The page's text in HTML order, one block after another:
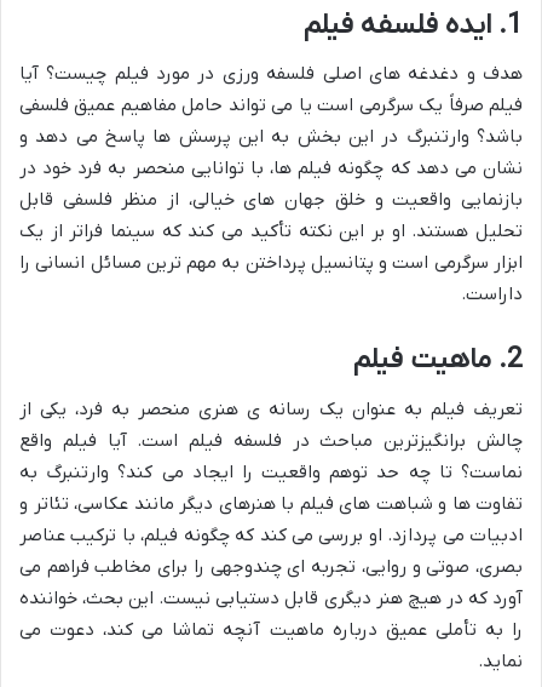
1. ایده فلسفه فیلم
هدف و دغدغه های اصلی فلسفه ورزی در مورد فیلم چیست؟ آیا
فیلم صرفاً یک سرگرمی است یا می تواند حامل مفاهیم عمیق فلسفی
باشد؟ وارتنبرگ در این بخش به این پرسش ها پاسخ می دهد و
نشان می دهد که چگونه فیلم ها، با توانایی منحصر به فرد خود در
بازنمایی واقعیت و خلق جهان های خیالی، از منظر فلسفی قابل
تحلیل هستند. او بر این نکته تأکید می کند که سینما فراتر از یک
ابزار سرگرمی است و پتانسیل پرداختن به مهم ترین مسائل انسانی را
داراست.
2. ماهیت فیلم
تعریف فیلم به عنوان یک رسانه ی هنری منحصر به فرد، یکی از
چالش برانگیزترین مباحث در فلسفه فیلم است. آیا فیلم واقع
نماست؟ تا چه حد توهم واقعیت را ایجاد می کند؟ وارتنبرگ به
تفاوت ها و شباهت های فیلم با هنرهای دیگر مانند عکاسی، تئاتر و
ادبیات می پردازد. او بررسی می کند که چگونه فیلم، با ترکیب عناصر
بصری، صوتی و روایی، تجربه ای چندوجهی را برای مخاطب فراهم می
آورد که در هیچ هنر دیگری قابل دستیابی نیست. این بحث، خواننده
را به تأملی عمیق درباره ماهیت آنچه تماشا می کند، دعوت می
نماید.